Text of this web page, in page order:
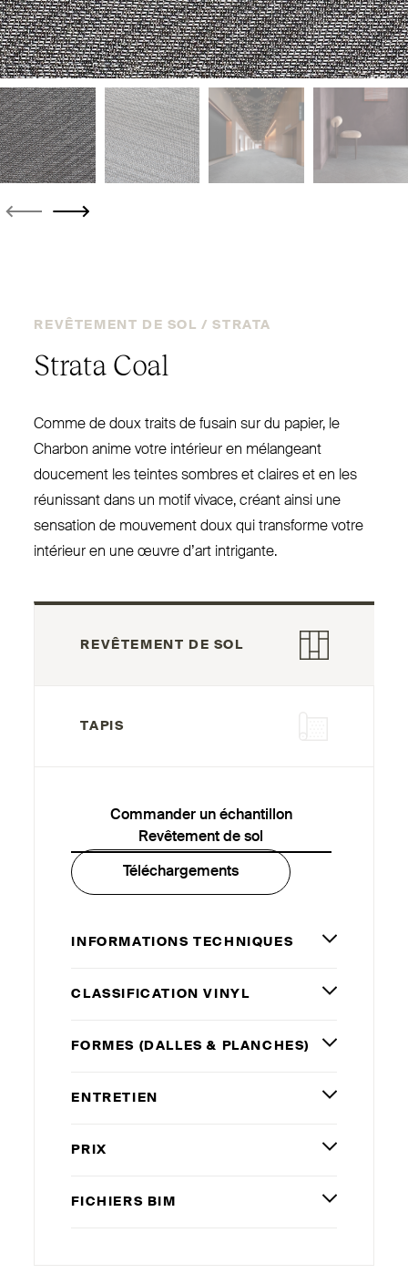
REVÊTEMENT DE SOL / STRATA
Strata Coal
Comme de doux traits de fusain sur du papier, le
Charbon anime votre intérieur en mélangeant
doucement les teintes sombres et claires et en les
réunissant dans un motif vivace, créant ainsi une
sensation de mouvement doux qui transforme votre
intérieur en une œuvre d’art intrigante.
REVÊTEMENT DE SOL
TAPIS
Commander un échantillon
Revêtement de sol
Téléchargements
INFORMATIONS TECHNIQUES
CLASSIFICATION VINYL
FORMES (DALLES& PLANCHES)
ENTRETIEN
PRIX
FICHIERS BIM